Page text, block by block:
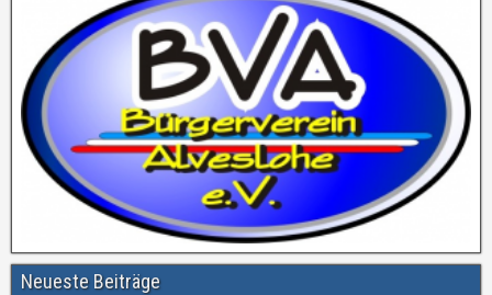
Neueste Beiträge